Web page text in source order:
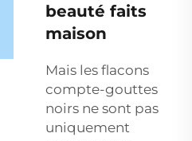
beauté faits
maison
Mais les flacons
compte-gouttes
noirs ne sont pas
uniquement